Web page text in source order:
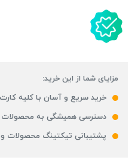
مزایای شما از این خرید:
خرید سریع و آسان با کلیه
دسترسی همیشگی به محصولات
پشتیبانی تیکتینگ محصولات و